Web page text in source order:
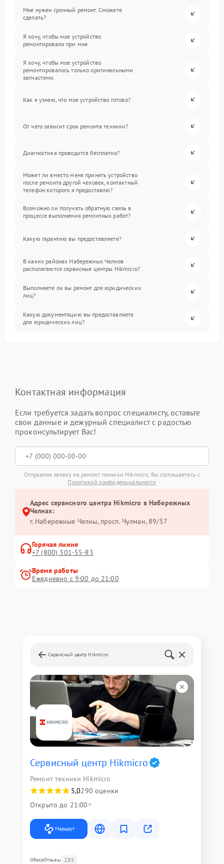
Мне нужен срочный ремонт. Сможете
сделать?
Я хочу, чтобы мое устройство
ремонтировали при мне.
Я хочу, чтобы мое устройство
ремонтировалось только оригинальными
запчастями.
Как я узнаю, что мое устройство готово?
От чего зависит срок ремонта техники?
Диагностика проводится бесплатно?
Может ли вместо меня принять устройство
после ремонта другой человек, контактный
телефон которого я предоставлю?
Возможно ли получать обратную связь в
процессе выполнения ремонтных работ?
Какую гарантию вы предоставляете?
В каких районах Набережных Челнов
располагаются сервисные центры Hikmicro?
Выполняете ли вы ремонт для юридических
лиц?
Какую документацию вы предоставляете
для юридических лиц?
Контактная информация
Если требуется задать вопрос специалисту, оставьте
свои данные и дежурный специалист с радостью
проконсультирует Вас!
Отправляя заявку на ремонт техники Hikmicro, Вы соглашаетесь с
Политикой конфиденциальности
Адрес сервисного центра Hikmicro в Набережных
Челнах:
г. Набережные Челны, просп. Чулман, 89/57
Горячая линия
+7 (800) 301-55-83
Время работы
Ежедневно с 9:00 до 21:00
Сервисный центр Hikmicro
Сервисный центр Hikmicro
Ремонт техники Hikmicro
5,0290 оценки
Открыто до 21:00
Маршрут
ОбзорОтзывы 285